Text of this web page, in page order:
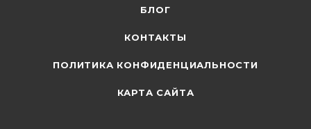
БЛОГ
КОНТАКТЫ
ПОЛИТИКА КОНФИДЕНЦИАЛЬНОСТИ
КАРТА САЙТА